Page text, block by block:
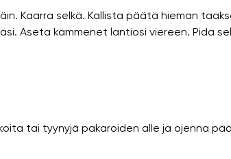
Kaarra selkä. Kallista päätä hieman
Aseta kämmenet lantiosi viereen. Pidä
tai tyynyjä pakaroiden alle ja ojenna